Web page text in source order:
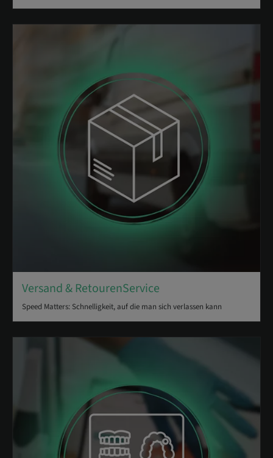
Versand & RetourenService
Speed Matters: Schnelligkeit, auf die man sich verlassen kann